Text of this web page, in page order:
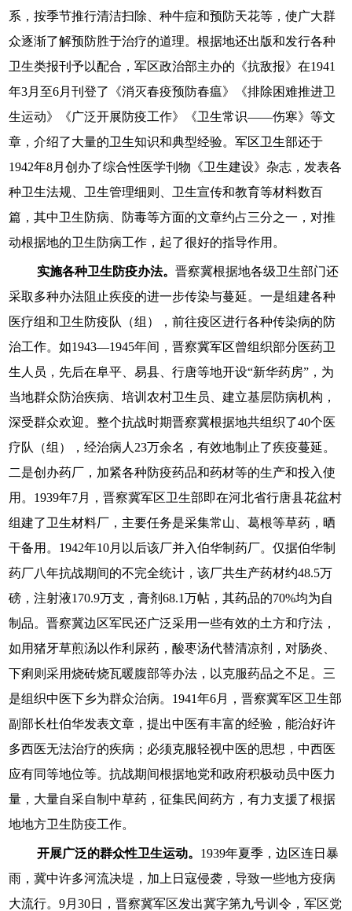
系，按季节推行清洁扫除、种牛痘和预防天花等，使广大群
众逐渐了解预防胜于治疗的道理。根据地还出版和发行各种
卫生类报刊予以配合，军区政治部主办的《抗敌报》在1941
年3月至6月刊登了《消灭春疫预防春瘟》《排除困难推进卫
生运动》《广泛开展防疫工作》《卫生常识——伤寒》等文
章，介绍了大量的卫生知识和典型经验。军区卫生部还于
1942年8月创办了综合性医学刊物《卫生建设》杂志，发表各
种卫生法规、卫生管理细则、卫生宣传和教育等材料数百
篇，其中卫生防病、防毒等方面的文章约占三分之一，对推
动根据地的卫生防病工作，起了很好的指导作用。
实施各种卫生防疫办法。晋察冀根据地各级卫生部门还
采取多种办法阻止疾疫的进一步传染与蔓延。一是组建各种
医疗组和卫生防疫队（组），前往疫区进行各种传染病的防
治工作。如1943—1945年间，晋察冀军区曾组织部分医药卫
生人员，先后在阜平、易县、行唐等地开设“新华药房”，为
当地群众防治疾病、培训农村卫生员、建立基层防病机构，
深受群众欢迎。整个抗战时期晋察冀根据地共组织了40个医
疗队（组），经治病人23万余名，有效地制止了疾疫蔓延。
二是创办药厂，加紧各种防疫药品和药材等的生产和投入使
用。1939年7月，晋察冀军区卫生部即在河北省行唐县花盆村
组建了卫生材料厂，主要任务是采集常山、葛根等草药，晒
干备用。1942年10月以后该厂并入伯华制药厂。仅据伯华制
药厂八年抗战期间的不完全统计，该厂共生产药材约48.5万
磅，注射液170.9万支，膏剂68.1万帖，其药品的70%均为自
制品。晋察冀边区军民还广泛采用一些有效的土方和疗法，
如用猪牙草煎汤以作利尿药，酸枣汤代替清凉剂，对肠炎、
下痢则采用烧砖烧瓦暖腹部等办法，以克服药品之不足。三
是组织中医下乡为群众治病。1941年6月，晋察冀军区卫生部
副部长杜伯华发表文章，提出中医有丰富的经验，能治好许
多西医无法治疗的疾病；必须克服轻视中医的思想，中西医
应有同等地位等。抗战期间根据地党和政府积极动员中医力
量，大量自采自制中草药，征集民间药方，有力支援了根据
地地方卫生防疫工作。
开展广泛的群众性卫生运动。 1939年夏季，边区连日暴
雨，冀中许多河流决堤，加上日寇侵袭，导致一些地方疫病
大流行。9月30日，晋察冀军区发出冀字第九号训令，军区党